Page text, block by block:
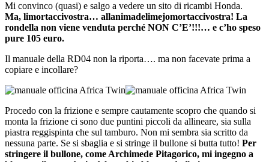
Mi convinco (quasi) e salgo a vedere un sito di ricambi Honda.
Ma, limortaccivostra… allanimadelimejomortaccivostra! La
rondella non viene venduta perché NON C’E’!!!… e c’ho speso
pure 105 euro.
Il manuale della RD04 non la riporta…. ma non facevate prima a
copiare e incollare?
Procedo con la frizione e sempre cautamente scopro che quando si
monta la frizione ci sono due puntini piccoli da allineare, sia sulla
piastra reggispinta che sul tamburo. Non mi sembra sia scritto da
nessuna parte. Se si sbaglia e si stringe il bullone si butta tutto! Per
stringere il bullone, come Archimede Pitagorico, mi ingegno a